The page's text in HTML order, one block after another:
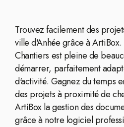
Trouvez facilement des
ville d'Anhée grâce à
Chantiers est pleine de
démarrer, parfaitement
d'activité. Gagnez du temps
des projets à proximité de
ArtiBox la gestion des
grâce à notre logiciel